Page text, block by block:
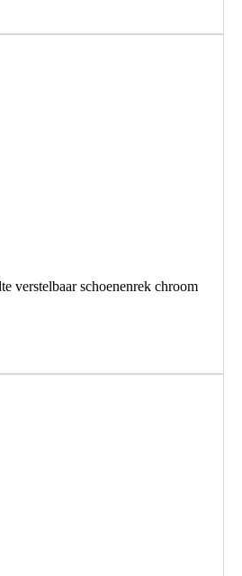
verstelbaar schoenenrek chroom